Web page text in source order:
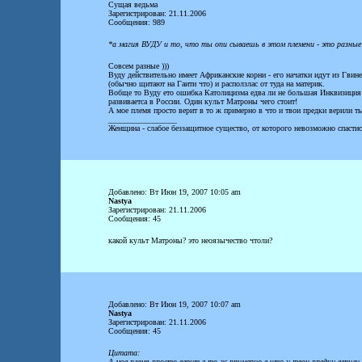
Сущая ведьма
Зарегистрирован: 21.11.2006
Сообщения: 989
*а магия ВУДУ и то, что ты опи сываешь в этом племени - это
Совсем разные )))
Вуду действительно имеет Африканские корни - его начатки идут из
(обычно щитают на Гаити что) и расползлас от туда на материк.
Вобще то Вуду ето ошибка Католицизма едва ли не большая
развиваетса в России. Один культ Матроны чего стоит!
А мое племя просто верит в то ж примерно в что и твои предки верили
Женщина - слабое беззащитное существо, от которого невозможно
Добавлено: Вт Июн 19, 2007 10:05 am
Nastya
Зарегистрирован: 21.11.2006
Сообщения: 45
какой культ Матроны? это неоязычество чтоли?
Добавлено: Вт Июн 19, 2007 10:07 am
Nastya
Зарегистрирован: 21.11.2006
Сообщения: 45
Цитата: